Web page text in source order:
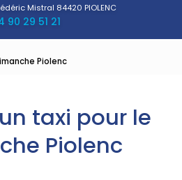
Mistral 84420 PIOLENC
90 29 51 21
Piolenc
taxi pour le
Piolenc